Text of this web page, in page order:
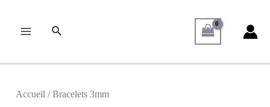
Accueil / Bracelets 3mm